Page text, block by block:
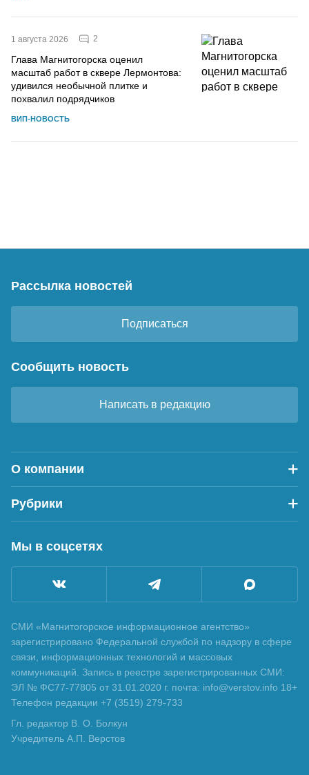
1 августа 2026 2
Глава Магнитогорска оценил
масштаб работ в сквере Лермонтова:
удивился необычной плитке и
похвалил подрядчиков
ВИП-НОВОСТЬ
Рассылка новостей
Подписаться
Сообщить новость
Написать в редакцию
О компании
Рубрики
Мы в соцсетях
СМИ «Магнитогорское информационное агентство»
зарегистрировано Федеральной службой по надзору в сфере
связи, информационных технологий и массовых
коммуникаций. Запись в реестре зарегистрированных СМИ:
ЭЛ № ФС77-77805 от 31.01.2020 г. почта: info@verstov.info 18+
Телефон редакции +7 (3519) 279-733
Гл. редактор В. О. Болкун
Учредитель А.П. Верстов